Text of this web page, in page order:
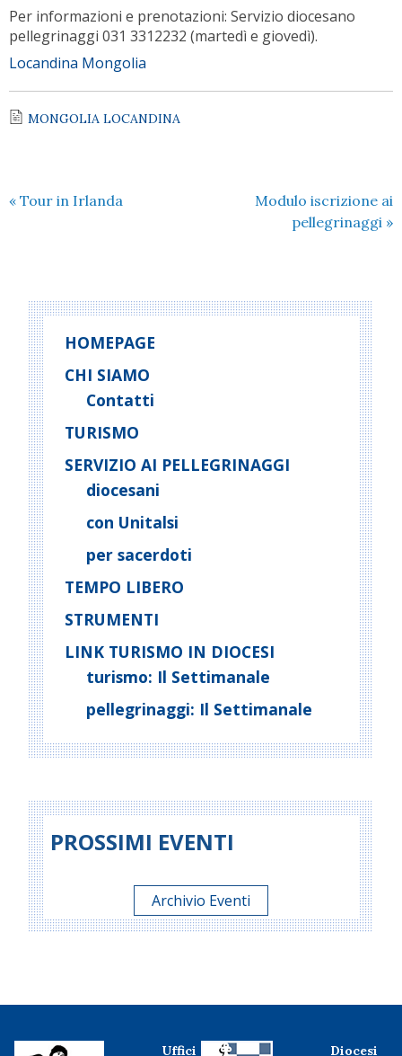
Per informazioni e prenotazioni: Servizio diocesano
pellegrinaggi 031 3312232 (martedì e giovedì).
Locandina Mongolia
MONGOLIA LOCANDINA
« Tour in Irlanda
Modulo iscrizione ai
pellegrinaggi »
HOMEPAGE
CHI SIAMO
Contatti
TURISMO
SERVIZIO AI PELLEGRINAGGI
diocesani
con Unitalsi
per sacerdoti
TEMPO LIBERO
STRUMENTI
LINK TURISMO IN DIOCESI
turismo: Il Settimanale
pellegrinaggi: Il Settimanale
PROSSIMI EVENTI
Archivio Eventi
Uffici Diocesi